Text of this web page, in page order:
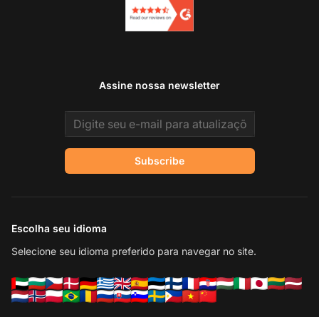
Assine nossa newsletter
Email address
Subscribe
Escolha seu idioma
Selecione seu idioma preferido para navegar no site.